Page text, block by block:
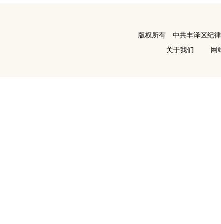
版权所有 中共丰泽区纪
关于我们
网